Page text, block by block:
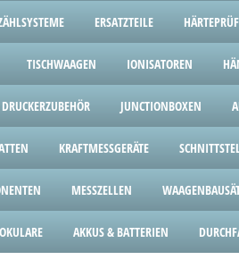
ERSATZTEILE
TISCHWAAGEN IONISATOREN
JUNCTIONBOXEN
KRAFTMESSGERÄTE
MESSZELLEN
OKULARE AKKUS & BATTERIEN